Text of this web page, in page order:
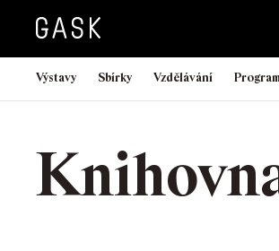
Výstavy Sbírky Vzdělávání